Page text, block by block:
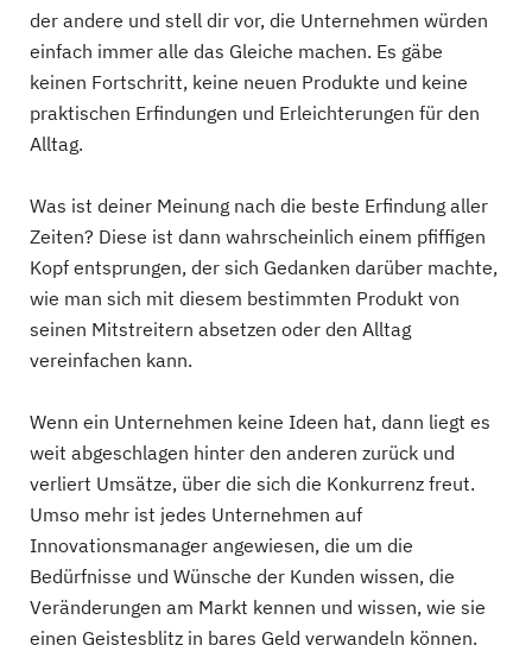
der andere und stell dir vor, die Unternehmen würden
einfach immer alle das Gleiche machen. Es gäbe
keinen Fortschritt, keine neuen Produkte und keine
praktischen Erfindungen und Erleichterungen für den
Alltag.
Was ist deiner Meinung nach die beste Erfindung aller
Zeiten? Diese ist dann wahrscheinlich einem pfiffigen
Kopf entsprungen, der sich Gedanken darüber machte,
wie man sich mit diesem bestimmten Produkt von
seinen Mitstreitern absetzen oder den Alltag
vereinfachen kann.
Wenn ein Unternehmen keine Ideen hat, dann liegt es
weit abgeschlagen hinter den anderen zurück und
verliert Umsätze, über die sich die Konkurrenz freut.
Umso mehr ist jedes Unternehmen auf
Innovationsmanager angewiesen, die um die
Bedürfnisse und Wünsche der Kunden wissen, die
Veränderungen am Markt kennen und wissen, wie sie
einen Geistesblitz in bares Geld verwandeln können.